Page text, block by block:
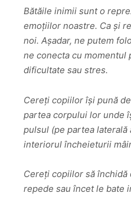
Bătăile inimii sunt o
emoțiilor noastre. Ca și
noi. Așadar, ne putem
ne conecta cu momentul
dificultate sau stres.
Cereți copiilor își pună
partea corpului lor unde
pulsul (pe partea laterală
interiorul încheieturii
Cereți copiilor să închidă
repede sau încet le bate